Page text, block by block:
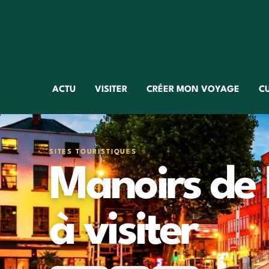
ACTU VISITER CRÉER MON VOYAGE
SITES TOURISTIQUES
Manoirs de
à visiter